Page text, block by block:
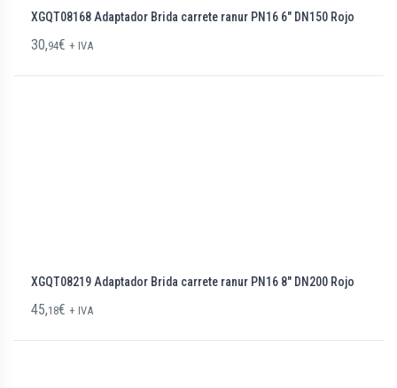
XGQT08168 Adaptador Brida carrete ranur PN16 6″ DN150 Rojo
30,94€ + IVA
XGQT08219 Adaptador Brida carrete ranur PN16 8″ DN200 Rojo
45,18€ + IVA